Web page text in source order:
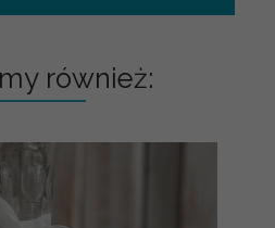
również: